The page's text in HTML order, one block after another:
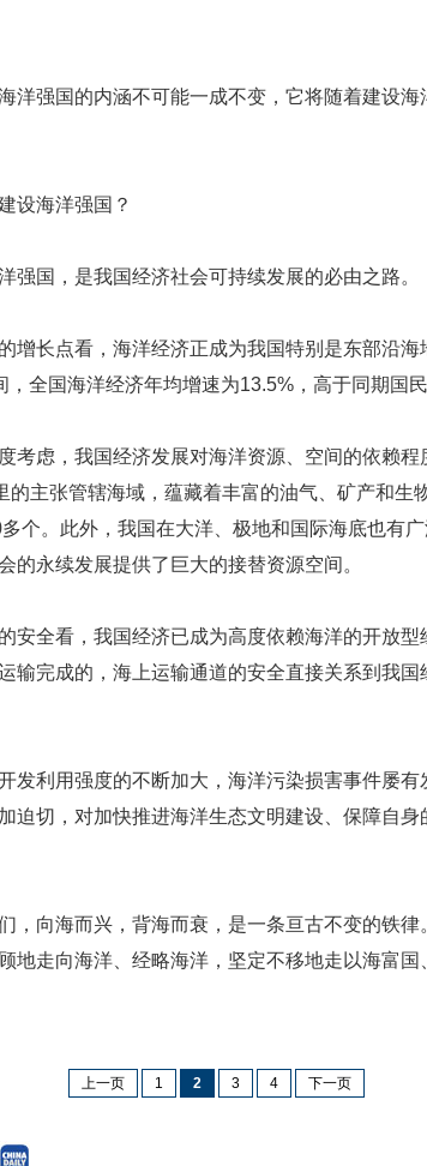
洋强国的内涵不可能一成不变，它将随着建设
设海洋强国？
强国，是我国经济社会可持续发展的必由之路。
增长点看，海洋经济正成为我国特别是东部沿海
，全国海洋经济年均增速为13.5%，高于同期国
考虑，我国经济发展对海洋资源、空间的依赖程
的主张管辖海域，蕴藏着丰富的油气、矿产和生
个。此外，我国在大洋、极地和国际海底也有
的永续发展提供了巨大的接替资源空间。
安全看，我国经济已成为高度依赖海洋的开放型
输完成的，海上运输通道的安全直接关系到我
发利用强度的不断加大，海洋污染损害事件屡
迫切，对加快推进海洋生态文明建设、保障自身
，向海而兴，背海而衰，是一条亘古不变的铁
地走向海洋、经略海洋，坚定不移地走以海富
上一页 1 2 3 4 下一页